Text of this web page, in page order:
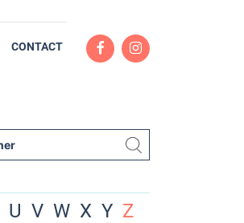
CONTACT
U V W X Y Z